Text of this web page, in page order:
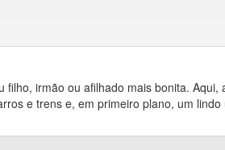
irmão ou afilhado mais bonita. Aqui,
e trens e, em primeiro plano, um lindo